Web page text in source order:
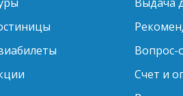
Вопрос-
Счет и